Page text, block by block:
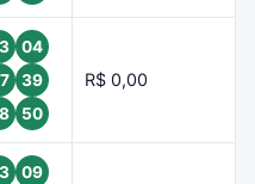
04
39
50
R$ 0,00
09